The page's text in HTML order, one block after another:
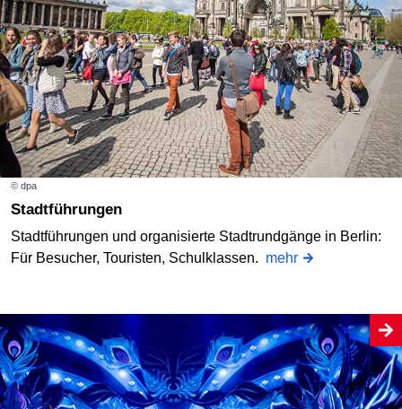
© dpa
Stadtführungen
Stadtführungen und organisierte Stadtrundgänge in Berlin:
Für Besucher, Touristen, Schulklassen. mehr